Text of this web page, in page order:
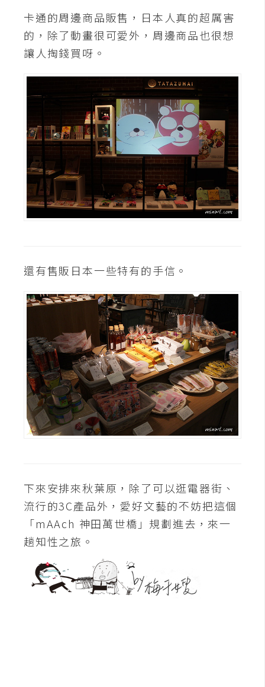
卡通的周邊商品販售，日本人真的超厲害
的，除了動畫很可愛外，周邊商品也很想
讓人掏錢買呀。
還有售販日本一些特有的手信。
下來安排來秋葉原，除了可以逛電器街、
流行的3C產品外，愛好文藝的不妨把這個
「mAAch 神田萬世橋」規劃進去，來一
趟知性之旅。